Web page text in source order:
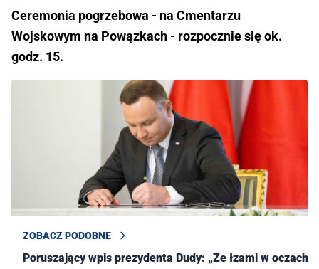
Ceremonia pogrzebowa - na Cmentarzu
Wojskowym na Powązkach - rozpocznie się ok.
godz. 15.
ZOBACZ PODOBNE
Poruszający wpis prezydenta Dudy: „Ze łzami w oczach